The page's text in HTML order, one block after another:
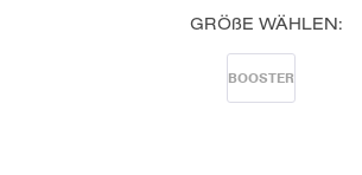
GRÖßE WÄHLEN:
BOOSTER